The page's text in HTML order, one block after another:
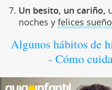
Un besito, un cariño,
noches y felices
Algunos hábitos de
- Cómo